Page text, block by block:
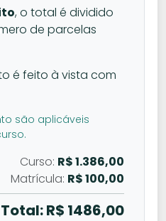
, o total é dividido
de parcelas
é feito à vista com
são aplicáveis
Curso: R$ 1.386,00
Matrícula: R$ 100,00
Total: R$ 1486,00